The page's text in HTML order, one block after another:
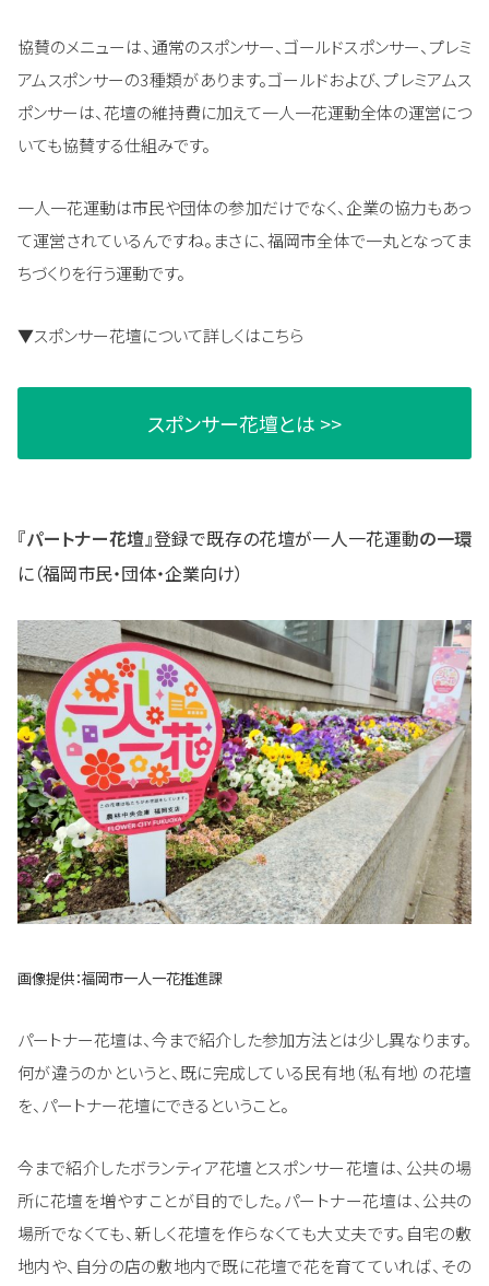
協賛のメニューは、通常のスポンサー、ゴールドスポンサー、プレミ
アムスポンサーの3種類があります。ゴールドおよび、プレミアムス
ポンサーは、花壇の維持費に加えて一人一花運動全体の運営につ
いても協賛する仕組みです。
一人一花運動は市民や団体の参加だけでなく、企業の協力もあっ
て運営されているんですね。まさに、福岡市全体で一丸となってま
ちづくりを行う運動です。
▼スポンサー花壇について詳しくはこちら
スポンサー花壇とは >>
『パートナー花壇』登録で既存の花壇が一人一花運動の一環
に（福岡市民・団体・企業向け）
画像提供：福岡市一人一花推進課
パートナー花壇は、今まで紹介した参加方法とは少し異なります。
何が違うのかというと、既に完成している民有地（私有地）の花壇
を、パートナー花壇にできるということ。
今まで紹介したボランティア花壇とスポンサー花壇は、公共の場
所に花壇を増やすことが目的でした。パートナー花壇は、公共の
場所でなくても、新しく花壇を作らなくても大丈夫です。自宅の敷
地内や、自分の店の敷地内で既に花壇で花を育てていれば、その